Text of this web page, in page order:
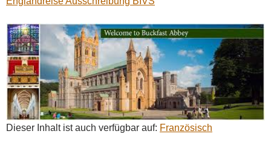
Dieser Inhalt ist auch verfügbar auf: Französisch